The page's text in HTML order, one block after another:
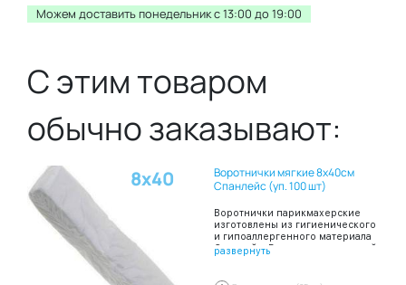
Можем доставить понедельник c 13:00 до 19:00
С этим товаром
обычно заказывают:
8х40
Воротнички мягкие 8х40см
Спанлейс (уп. 100 шт)
Воротнички парикмахерские
изготовлены из гигиенического
и гипоаллергенного материала
Спанлейс, Воротнички шириной
развернуть